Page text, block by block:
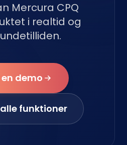
Mercura CPQ
i realtid og
en demo
funktioner